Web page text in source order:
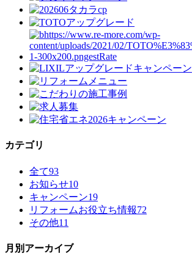
カテゴリ
全て93
お知らせ10
キャンペーン19
リフォームお役立ち情報72
その他11
月別アーカイブ